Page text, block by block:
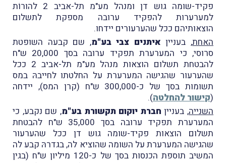
פקיד-שומה גוש דן ומנהל מע"מ תל-אביב 2 להורוֹת
למערערות להפקיד ערובה מספקת לתשלום
הוצאותיהם ככל שהערעורים יידחו.
האחת, בעניין איתנים צבי בע"מ, שם קבעה השופטת
סרוסי, כי המערערת תפקיד ערובה בסך 20,000 ש"ח
להבטחת תשלום הוצאות מנהל מע"מ תל-אביב 2 ככל
שהערעור שהגישה המערערת על החלטתו לחייבהּ במס
תשומות בסך של כ-300,000 ש"ח (קרן המס), יידחה
(קישור להחלטה).
השנייה, בעניין חברת יוקום תקשורת בע"מ, שם נקבע, כי
המערערת תפקיד ערובה בסך 35,000 ש"ח להבטחת
תשלום הוצאות פקיד-שומה גוש דן ככל שהערעור
שהגישה המערערת על השומה שהוציא לה, בגדרהּ קבע לה
המשיב תוספת הכנסות בסך של כ-120 מיליון ש"ח (בגין